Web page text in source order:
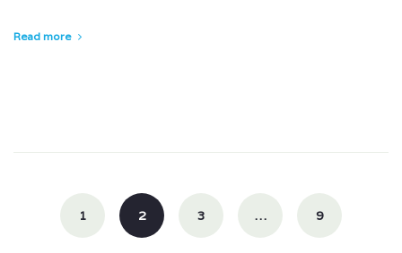
Read more
navigation
1 2 3 … 9